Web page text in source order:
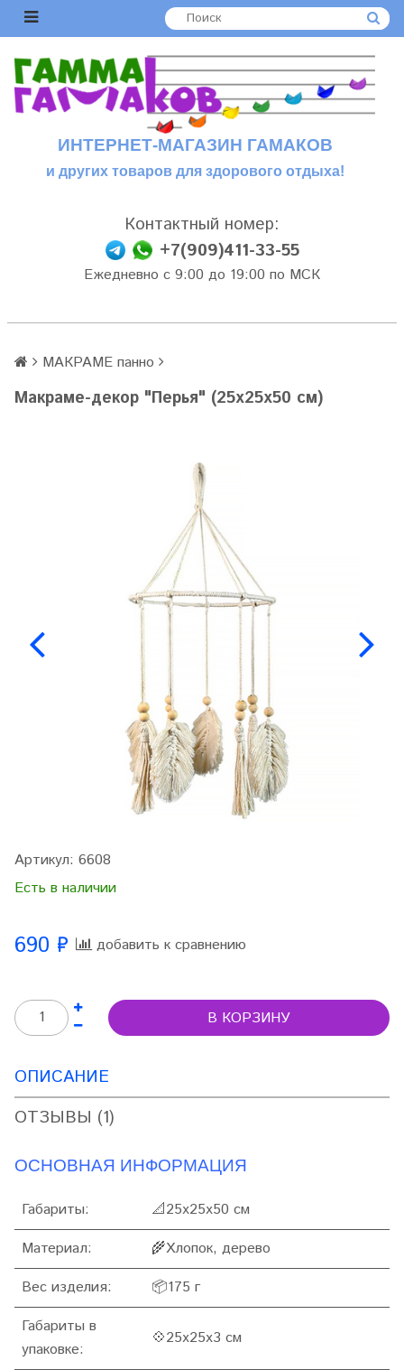
ИНТЕРНЕТ-МАГАЗИН ГАМАКОВ
и других товаров для здорового отдыха!
Контактный номер:
+7(909)411-33-55
Ежедневно с 9:00 до 19:00 по МСК
МАКРАМЕ панно
Макраме-декор "Перья" (25x25x50 см)
Артикул: 6608
Есть в наличии
690 ₽ добавить к сравнению
В КОРЗИНУ
ОПИСАНИЕ
ОТЗЫВЫ (1)
ОСНОВНАЯ ИНФОРМАЦИЯ
Габариты:
📐25х25х50 см
Материал:
🌾Хлопок, дерево
Вес изделия:
📦175 г
Габариты в
упаковке:
💠25х25х3 см